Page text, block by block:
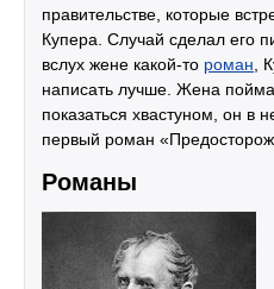
правительстве, которые
Купера. Случай сделал его
вслух жене какой-то роман ,
написать лучше. Жена
показаться хвастуном, он в
первый роман
Романы